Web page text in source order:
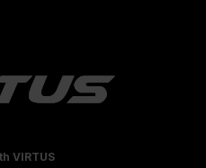
VIRTUS